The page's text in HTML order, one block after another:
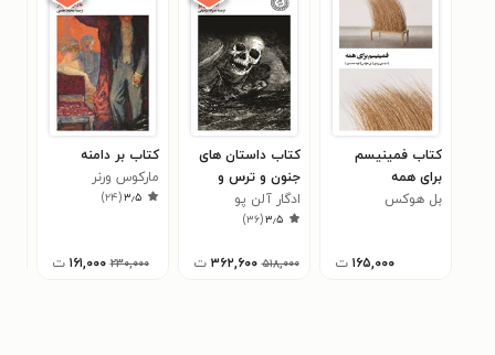
کتاب فمینیسم
برای همه
بل هوکس
۱۶۵,۰۰۰ ت
کتاب داستان های
جنون و ترس و
خیال
ادگار آلن پو
۳٫۵(۳۶)
۵۱۸,۰۰۰ ۳۶۲,۶۰۰ ت
کتاب بر دامنه
مارکوس ورنر
۳٫۵(۲۴)
۲۳۰,۰۰۰ ۱۶۱,۰۰۰ ت